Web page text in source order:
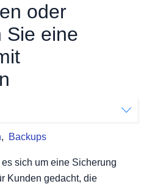
oder
Sie eine
, Backups
sich um eine Sicherung
Kunden gedacht, die